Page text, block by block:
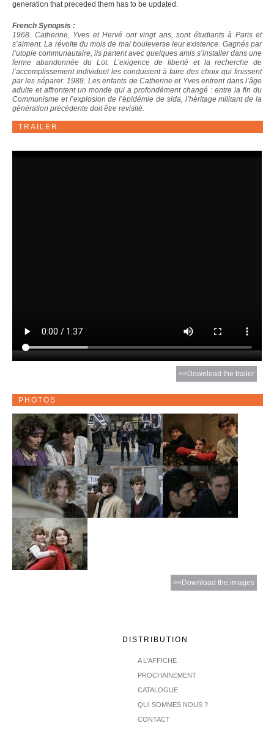
generation that preceded them has to be updated.
French Synopsis :
1968. Catherine, Yves et Hervé ont vingt ans, sont étudiants à Paris et
s’aiment. La révolte du mois de mai bouleverse leur existence. Gagnés par
l’utopie communautaire, ils partent avec quelques amis s’installer dans une
ferme abandonnée du Lot. L’exigence de liberté et la recherche de
l’accomplissement individuel les conduisent à faire des choix qui finissent
par les séparer. 1989. Les enfants de Catherine et Yves entrent dans l’âge
adulte et affrontent un monde qui a profondément changé : entre la fin du
Communisme et l’explosion de l’épidémie de sida, l’héritage militant de la
génération précédente doit être revisité.
TRAILER
>>Download the trailer
PHOTOS
>>Download the images
DISTRIBUTION
A L'AFFICHE
PROCHAINEMENT
CATALOGUE
QUI SOMMES NOUS ?
CONTACT